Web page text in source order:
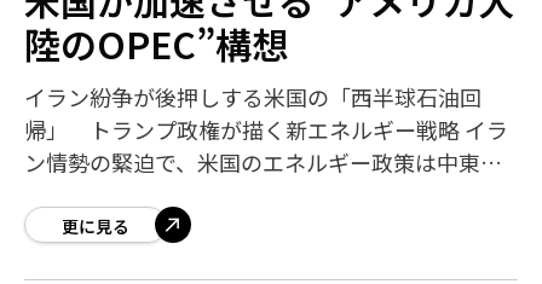
陸のOPEC”構想
イラン紛争が後押しする米国の「西半球石油回
帰」 トランプ政権が描く新エネルギー戦略 イラ
ン情勢の緊迫で、米国のエネルギー政策は中東依
プ政権は、米国本土だけでなくベネズエラなど南
更に見る